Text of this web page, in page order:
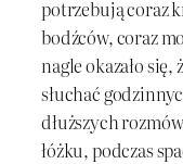
potrzebują coraz
bodźców, coraz
nagle okazało
słuchać
dłuższych
łóżku, podczas